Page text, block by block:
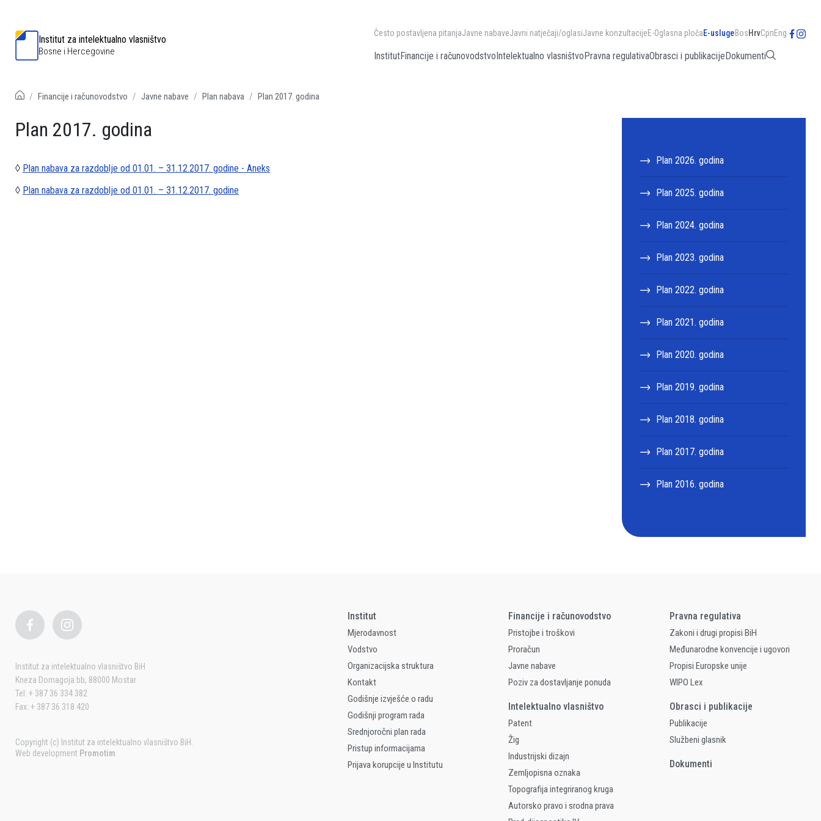
Institut za intelektualno vlasništvo
Bosne i Hercegovine
Često postavljena pitanjaJavne nabaveJavni natječaji/oglasiJavne konzultacijeE-Oglasna pločaE-uslugeBosHrvСрпEng
InstitutFinancije i računovodstvoIntelektualno vlasništvoPravna regulativaObrasci i publikacijeDokumenti
Financije i računovodstvo Javne nabave Plan nabava Plan 2017. godina
Plan 2017. godina
◊ Plan nabava za razdoblje od 01.01. – 31.12.2017. godine - Aneks
◊ Plan nabava za razdoblje od 01.01. – 31.12.2017. godine
Plan 2026. godina
Plan 2025. godina
Plan 2024. godina
Plan 2023. godina
Plan 2022. godina
Plan 2021. godina
Plan 2020. godina
Plan 2019. godina
Plan 2018. godina
Plan 2017. godina
Plan 2016. godina
Institut za intelektualno vlasništvo BiH
Kneza Domagoja bb, 88000 Mostar
Tel: + 387 36 334 382
Fax: + 387 36 318 420
Copyright (c) Institut za intelektualno vlasništvo BiH.
Web development Promotim
Institut
Mjerodavnost
Vodstvo
Organizacijska struktura
Kontakt
Godišnje izvješće o radu
Godišnji program rada
Srednjoročni plan rada
Pristup informacijama
Prijava korupcije u Institutu
Financije i računovodstvo
Pristojbe i troškovi
Proračun
Javne nabave
Poziv za dostavljanje ponuda
Intelektualno vlasništvo
Patent
Žig
Industrijski dizajn
Zemljopisna oznaka
Topografija integriranog kruga
Autorsko pravo i srodna prava
Pravna regulativa
Zakoni i drugi propisi BiH
Međunarodne konvencije i ugovori
Propisi Europske unije
WIPO Lex
Obrasci i publikacije
Publikacije
Službeni glasnik
Dokumenti